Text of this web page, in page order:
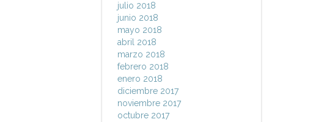
julio 2018
junio 2018
mayo 2018
abril 2018
marzo 2018
febrero 2018
enero 2018
diciembre 2017
noviembre 2017
octubre 2017